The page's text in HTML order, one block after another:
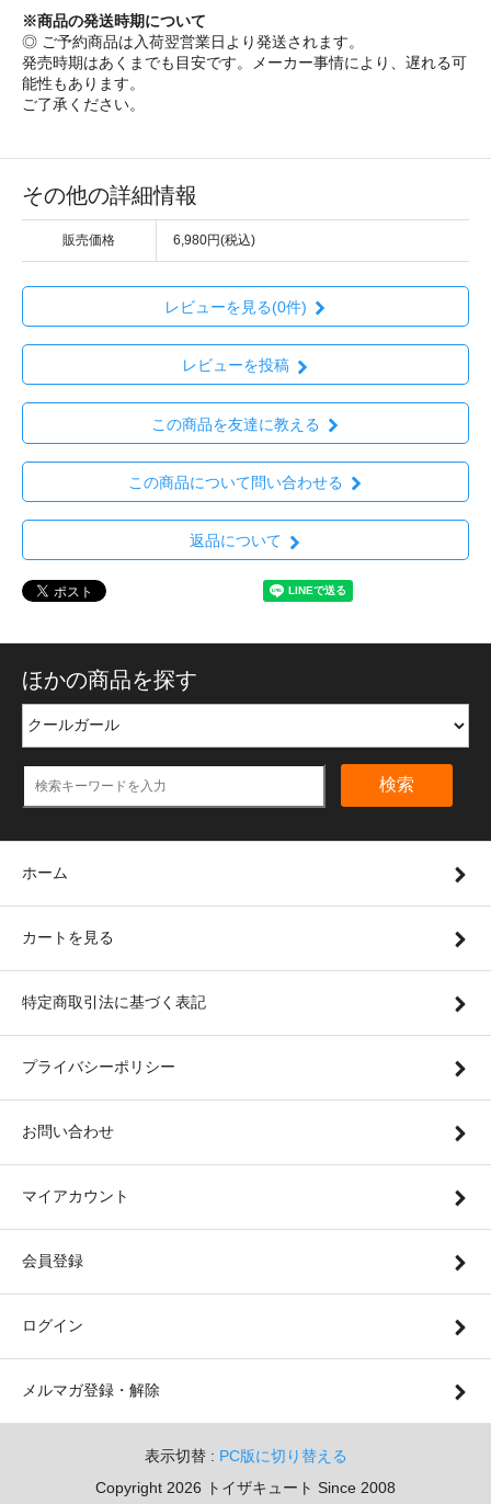
※商品の発送時期について
◎ ご予約商品は入荷翌営業日より発送されます。
発売時期はあくまでも目安です。メーカー事情により、遅れる可
能性もあります。
ご了承ください。
その他の詳細情報
販売価格 6,980円(税込)
レビューを見る(0件)
レビューを投稿
この商品を友達に教える
この商品について問い合わせる
返品について
ほかの商品を探す
検索
ホーム
カートを見る
特定商取引法に基づく表記
プライバシーポリシー
お問い合わせ
マイアカウント
会員登録
ログイン
メルマガ登録・解除
表示切替 : PC版に切り替える
Copyright 2026 トイザキュート Since 2008